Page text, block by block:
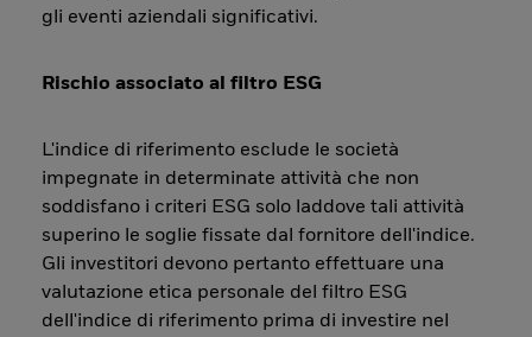
gli eventi aziendali significativi.
Rischio associato al filtro ESG
L'indice di riferimento esclude le società
impegnate in determinate attività che non
soddisfano i criteri ESG solo laddove tali attività
superino le soglie fissate dal fornitore dell'indice.
Gli investitori devono pertanto effettuare una
valutazione etica personale del filtro ESG
dell'indice di riferimento prima di investire nel